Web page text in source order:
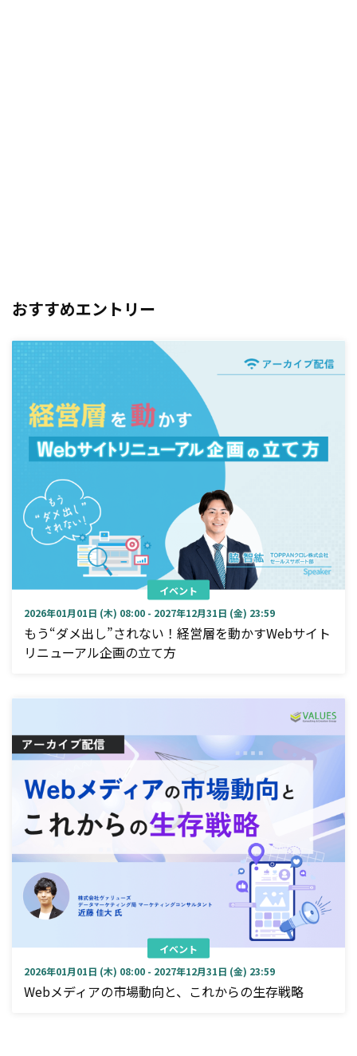
おすすめエントリー
イベント
2026年01月01日 (木) 08:00 - 2027年12月31日 (金) 23:59
もう“ダメ出し”されない！経営層を動かすWebサイト
リニューアル企画の立て方
イベント
2026年01月01日 (木) 08:00 - 2027年12月31日 (金) 23:59
Webメディアの市場動向と、これからの生存戦略